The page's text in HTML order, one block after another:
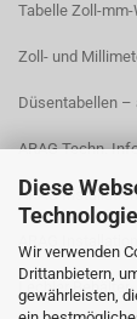
Diese
Wir verwenden
Drittanbietern,
gewährleisten,
Tabelle Zoll-
Zoll- und
Düsentabellen –
ARAG Techn.
ARAG
ARAG
Lechler